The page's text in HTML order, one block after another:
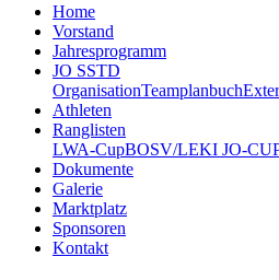
Home
Vorstand
Jahresprogramm
JO SSTD
OrganisationTeamplanbuch
Athleten
Ranglisten
LWA-CupBOSV/LEKI JO-
Dokumente
Galerie
Marktplatz
Sponsoren
Kontakt